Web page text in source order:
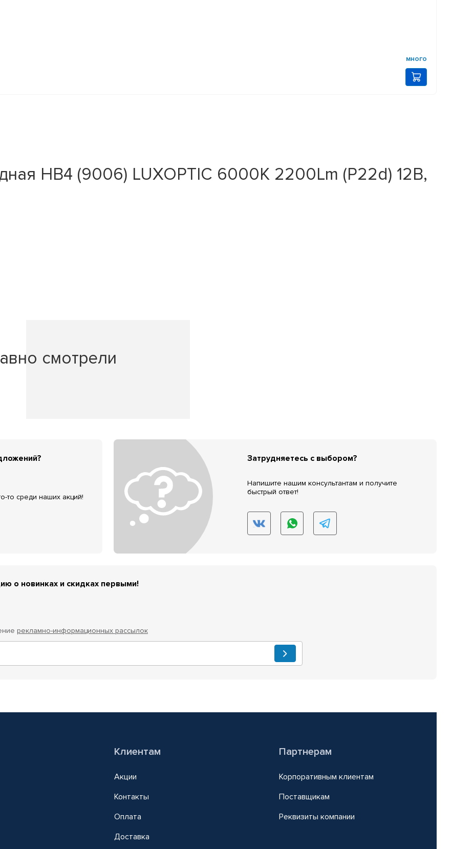
много
HB4 (9006) LUXOPTIC 6000K 2200Lm (P22d) 12В,
смотрели
то среди наших акций!
Затрудняетесь с выбором?
Напишите нашим консультантам и получите
быстрый ответ!
о новинках и скидках первыми!
рекламно-информационных рассылок
Клиентам
Акции
Контакты
Оплата
Доставка
Партнерам
Корпоративным клиентам
Поставщикам
Реквизиты компании